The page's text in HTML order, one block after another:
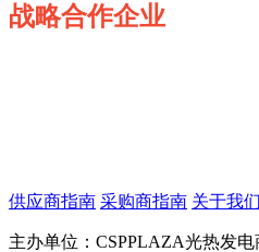
战略合作企业
供应商指南 采购商指南 关于我们
主办单位：CSPPLAZA光热发电